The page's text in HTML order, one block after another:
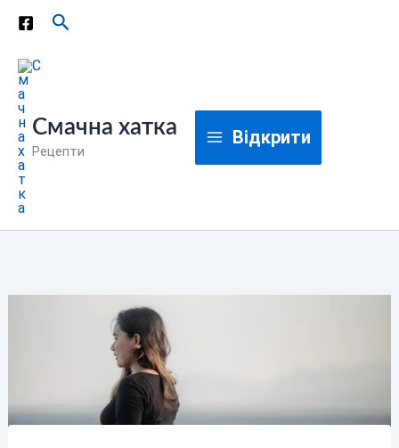
Перейти
вмісту
Пошук
Смачна хатка
Рецепти
Відкрити